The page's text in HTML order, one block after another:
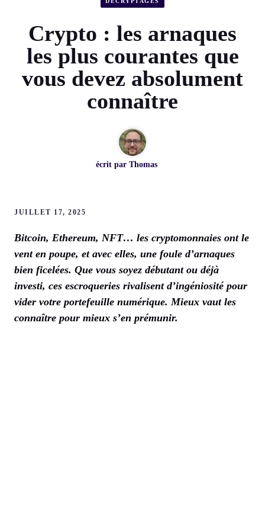
Crypto : les arnaques
les plus courantes que
vous devez absolument
connaître
écrit par Thomas
JUILLET 17, 2025
Bitcoin, Ethereum, NFT… les cryptomonnaies ont le
vent en poupe, et avec elles, une foule d’arnaques
bien ficelées. Que vous soyez débutant ou déjà
investi, ces escroqueries rivalisent d’ingéniosité pour
vider votre portefeuille numérique. Mieux vaut les
connaître pour mieux s’en prémunir.